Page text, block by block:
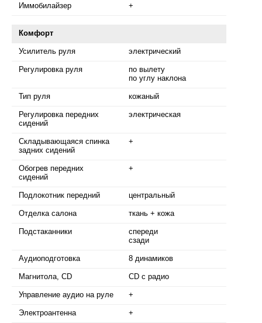
Иммобилайзер +
Комфорт
Усилитель руля электрический
Регулировка руля
по вылету
по углу наклона
Тип руля кожаный
Регулировка передних
сидений
электрическая
Складывающаяся спинка
задних сидений
+
Обогрев передних
сидений
+
Подлокотник передний центральный
Отделка салона ткань + кожа
Подстаканники
спереди
сзади
Аудиоподготовка 8 динамиков
Магнитола, CD CD с радио
Управление аудио на руле +
Электроантенна +